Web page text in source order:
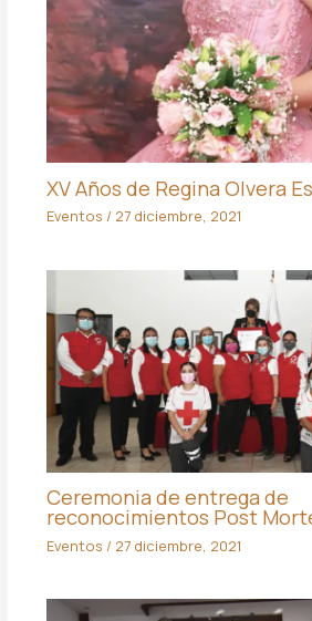
XV Años de Regina Olvera
Eventos / 27 diciembre, 2021
Ceremonia de entrega de
reconocimientos Post
Eventos / 27 diciembre, 2021